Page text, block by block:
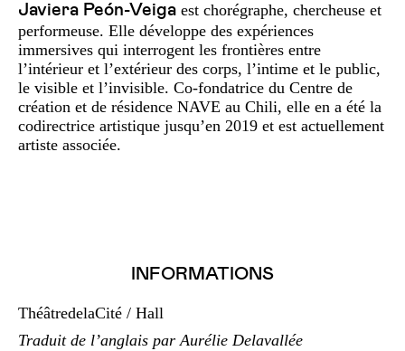
Javiera Peón-Veiga est chorégraphe, chercheuse et
performeuse. Elle développe des expériences
immersives qui interrogent les frontières entre
l’intérieur et l’extérieur des corps, l’intime et le public,
le visible et l’invisible. Co-fondatrice du Centre de
création et de résidence NAVE au Chili, elle en a été la
codirectrice artistique jusqu’en 2019 et est actuellement
artiste associée.
INFORMATIONS
ThéâtredelaCité / Hall
Traduit de l’anglais par Aurélie Delavallée